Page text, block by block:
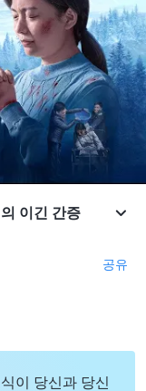
이긴 간증
공유
이 당신과 당신